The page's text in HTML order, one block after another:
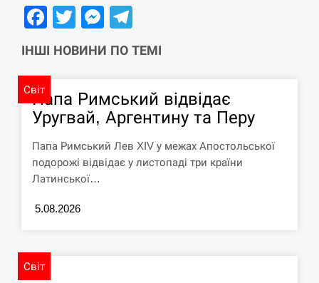
Тайвань проводить найбільші військові
навчання на тлі загрози вторгнення з…
СЕРПЕНЬ
12:53
США обсуждают лицензии на Patriot для
Украины, несмотря на сомнения…
СЕРПЕНЬ
12:40
військових для розблокування
Facebook
TwitterMessenger
ІНШІ НОВИНИ ПО ТЕМІ
Світ
Папа Римський відвідає
Уругвай, Аргентину та Перу
Папа Римський Лев XIV у межах Апостольської
подорожі відвідає у листопаді три країни
Латинської…
5.08.2026
Світ